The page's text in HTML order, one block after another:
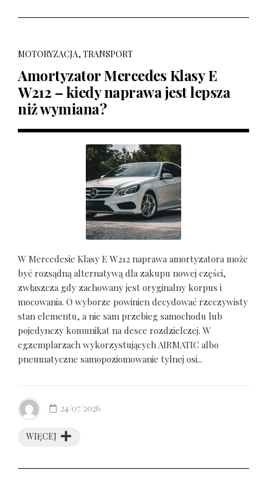
MOTORYZACJA, TRANSPORT
Amortyzator Mercedes Klasy E
W212 – kiedy naprawa jest lepsza
niż wymiana?
W Mercedesie Klasy E W212 naprawa amortyzatora może
być rozsądną alternatywą dla zakupu nowej części,
zwłaszcza gdy zachowany jest oryginalny korpus i
mocowania. O wyborze powinien decydować rzeczywisty
stan elementu, a nie sam przebieg samochodu lub
pojedynczy komunikat na desce rozdzielczej. W
egzemplarzach wykorzystujących AIRMATIC albo
pneumatyczne samopoziomowanie tylnej osi...
WIĘCEJ
24/07/2026